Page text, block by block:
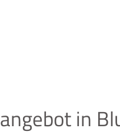
angebot in